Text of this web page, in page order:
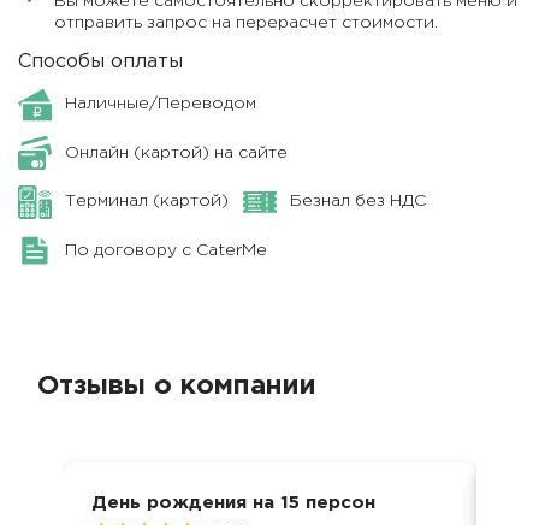
отправить запрос на перерасчет стоимости.
Способы оплаты
Наличные/Переводом
Онлайн (картой) на сайте
Терминал (картой) Безнал без НДС
По договору с CaterMe
Отзывы о компании
День рождения на 15 персон